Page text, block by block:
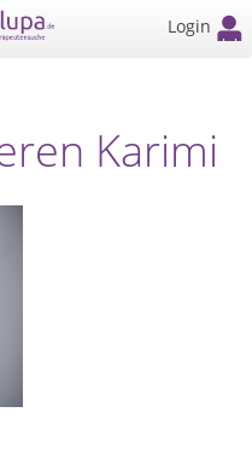
Login
Karimi